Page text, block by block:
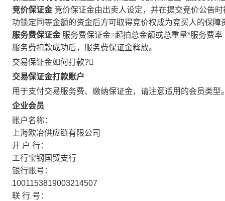
竞价保证金 竞价保证金由出卖人设定，并在提交竞价公告
功锁定同等金额的资金后方可取得竞价权成为竞买人的保障
服务费保证金 服务费保证金=起拍总金额或总重量*服务费率
服务费扣款成功后，服务费保证金释放。
交易保证金如何打款?
交易保证金打款账户
用于支付交易服务费、缴纳保证金，请注意适用的会员类型
企业会员
账户名称：
上海欧冶供应链有限公司
开 户 行：
工行宝钢国贸支行
银行账号：
1001153819003214507
联 行 号：